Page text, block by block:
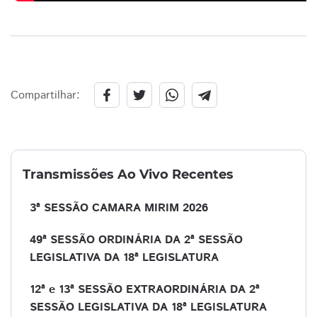
Compartilhar:
Transmissões Ao Vivo Recentes
3ª SESSÃO CAMARA MIRIM 2026
49ª SESSÃO ORDINÁRIA DA 2ª SESSÃO
LEGISLATIVA DA 18ª LEGISLATURA
12ª e 13ª SESSÃO EXTRAORDINÁRIA DA 2ª
SESSÃO LEGISLATIVA DA 18ª LEGISLATURA